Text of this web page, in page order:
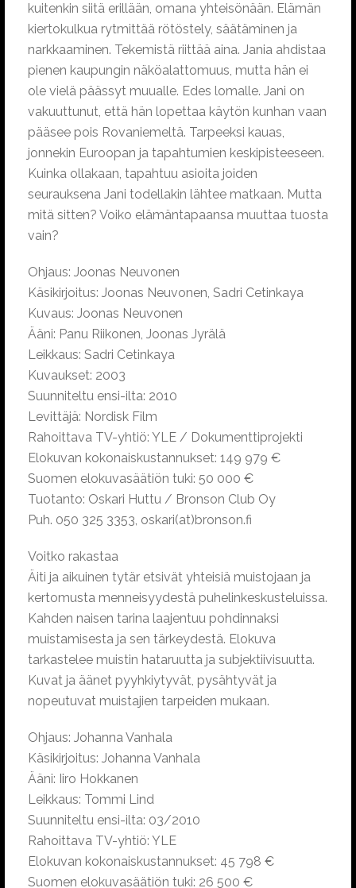
kuitenkin siitä erillään, omana yhteisönään. Elämän
kiertokulkua rytmittää rötöstely, säätäminen ja
narkkaaminen. Tekemistä riittää aina. Jania ahdistaa
pienen kaupungin näköalattomuus, mutta hän ei
ole vielä päässyt muualle. Edes lomalle. Jani on
vakuuttunut, että hän lopettaa käytön kunhan vaan
pääsee pois Rovaniemeltä. Tarpeeksi kauas,
jonnekin Euroopan ja tapahtumien keskipisteeseen.
Kuinka ollakaan, tapahtuu asioita joiden
seurauksena Jani todellakin lähtee matkaan. Mutta
mitä sitten? Voiko elämäntapaansa muuttaa tuosta
vain?
Ohjaus: Joonas Neuvonen
Käsikirjoitus: Joonas Neuvonen, Sadri Cetinkaya
Kuvaus: Joonas Neuvonen
Ääni: Panu Riikonen, Joonas Jyrälä
Leikkaus: Sadri Cetinkaya
Kuvaukset: 2003
Suunniteltu ensi-ilta: 2010
Levittäjä: Nordisk Film
Rahoittava TV-yhtiö: YLE / Dokumenttiprojekti
Elokuvan kokonaiskustannukset: 149 979 €
Suomen elokuvasäätiön tuki: 50 000 €
Tuotanto: Oskari Huttu / Bronson Club Oy
Puh. 050 325 3353, oskari(at)bronson.fi
Voitko rakastaa
Äiti ja aikuinen tytär etsivät yhteisiä muistojaan ja
kertomusta menneisyydestä puhelinkeskusteluissa.
Kahden naisen tarina laajentuu pohdinnaksi
muistamisesta ja sen tärkeydestä. Elokuva
tarkastelee muistin hataruutta ja subjektiivisuutta.
Kuvat ja äänet pyyhkiytyvät, pysähtyvät ja
nopeutuvat muistajien tarpeiden mukaan.
Ohjaus: Johanna Vanhala
Käsikirjoitus: Johanna Vanhala
Ääni: Iiro Hokkanen
Leikkaus: Tommi Lind
Suunniteltu ensi-ilta: 03/2010
Rahoittava TV-yhtiö: YLE
Elokuvan kokonaiskustannukset: 45 798 €
Suomen elokuvasäätiön tuki: 26 500 €